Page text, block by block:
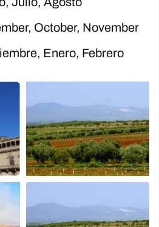
October, November
Enero, Febrero